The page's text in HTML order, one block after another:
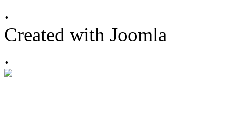
.
Created with Joomla
.